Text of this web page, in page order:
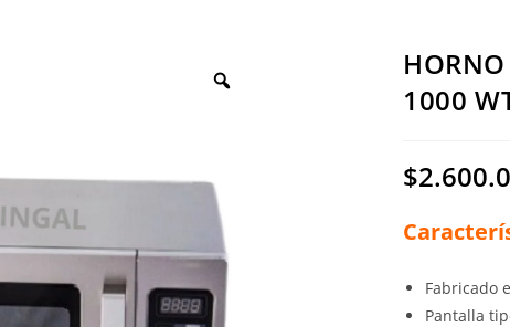
1000
$
Fabricado
Pantalla